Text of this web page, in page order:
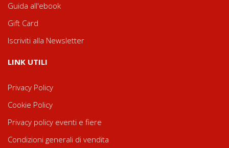
Guida all'ebook
Gift Card
Iscriviti alla Newsletter
LINK UTILI
Privacy Policy
Cookie Policy
Privacy policy eventi e fiere
Condizioni generali di vendita